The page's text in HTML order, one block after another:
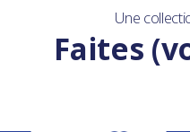
Une
Faites